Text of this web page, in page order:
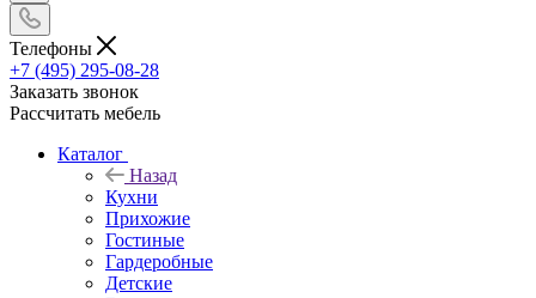
Телефоны
+7 (495) 295-08-28
Заказать звонок
Рассчитать мебель
Каталог
Назад
Кухни
Прихожие
Гостиные
Гардеробные
Детские